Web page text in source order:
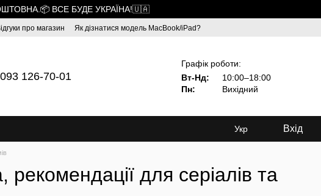
ВСЕ БУДЕ УКРАЇНА!🇺🇦
про магазин
Як дізнатися модель MacBook/iPad?
093 126-70-01
Графік роботи:
Вт-Нд:
10:00–18:00
Пн:
Вихідний
Укр Вхід
для серіалів та